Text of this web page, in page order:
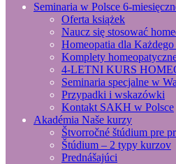
Seminaria w Polsce 6-
Oferta książek
Naucz się stosować
Homeopatia dla
Komplety
4-LETNI KURS
Seminaria specjalne w
Przypadki i wskazówki
Kontakt SAKH w Polsce
Akadémia Naše kurzy
Štvorročné štúdium pre
Štúdium – 2 typy kurzov
Prednášajúci